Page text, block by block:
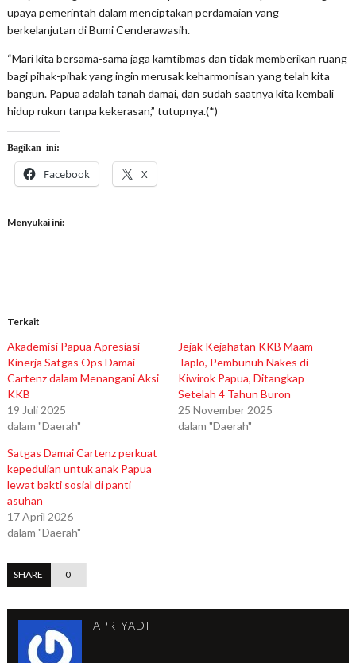
upaya pemerintah dalam menciptakan perdamaian yang
berkelanjutan di Bumi Cenderawasih.
“Mari kita bersama-sama jaga kamtibmas dan tidak memberikan ruang
bagi pihak-pihak yang ingin merusak keharmonisan yang telah kita
bangun. Papua adalah tanah damai, dan sudah saatnya kita kembali
hidup rukun tanpa kekerasan,” tutupnya.(*)
Bagikan ini:
Facebook X
Menyukai ini:
Terkait
Akademisi Papua Apresiasi
Kinerja Satgas Ops Damai
Cartenz dalam Menangani Aksi
KKB
19 Juli 2025
dalam "Daerah"
Jejak Kejahatan KKB Maam
Taplo, Pembunuh Nakes di
Kiwirok Papua, Ditangkap
Setelah 4 Tahun Buron
25 November 2025
dalam "Daerah"
Satgas Damai Cartenz perkuat
kepedulian untuk anak Papua
lewat bakti sosial di panti
asuhan
17 April 2026
dalam "Daerah"
SHARE 0
APRIYADI